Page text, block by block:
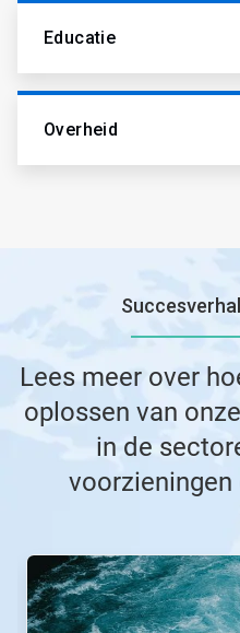
Educatie
Overheid
Lees meer over
oplossen van
in de
Dit
een
carrousel.